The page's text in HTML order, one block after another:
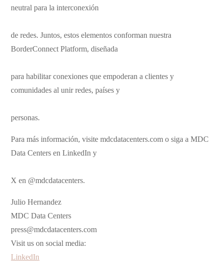
neutral para la interconexión
de redes. Juntos, estos elementos conforman nuestra
BorderConnect Platform, diseñada
para habilitar conexiones que empoderan a clientes y
comunidades al unir redes, países y
personas.
Para más información, visite mdcdatacenters.com o siga a MDC
Data Centers en LinkedIn y
X en @mdcdatacenters.
Julio Hernandez
MDC Data Centers
press@mdcdatacenters.com
Visit us on social media:
LinkedIn